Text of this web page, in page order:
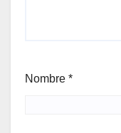
Nombre *